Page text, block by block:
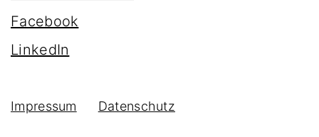
Facebook
LinkedIn
Impressum Datenschutz